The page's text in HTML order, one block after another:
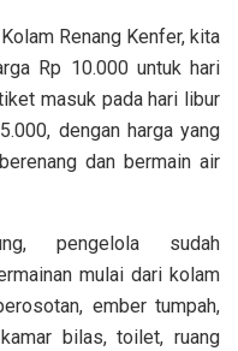
Renang Kenfer, kita
Rp 10.000 untuk hari
masuk pada hari libur
dengan harga yang
dan bermain air
pengelola sudah
mulai dari kolam
ember tumpah,
bilas, toilet, ruang